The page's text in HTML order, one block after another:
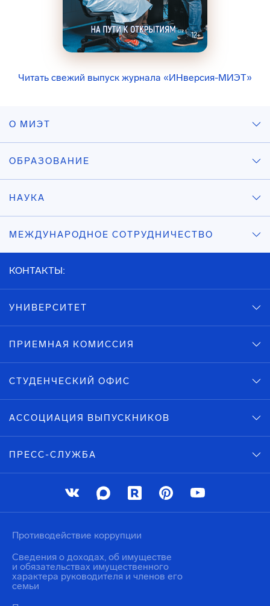
Читать свежий выпуск журнала «ИНверсия-МИЭТ»
О МИЭТ
ОБРАЗОВАНИЕ
НАУКА
МЕЖДУНАРОДНОЕ СОТРУДНИЧЕСТВО
КОНТАКТЫ:
УНИВЕРСИТЕТ
ПРИЕМНАЯ КОМИССИЯ
СТУДЕНЧЕСКИЙ ОФИС
АССОЦИАЦИЯ ВЫПУСКНИКОВ
ПРЕСС-СЛУЖБА
Противодействие коррупции
Сведения о доходах, об имуществе
и обязательствах имущественного
характера руководителя и членов его
семьи